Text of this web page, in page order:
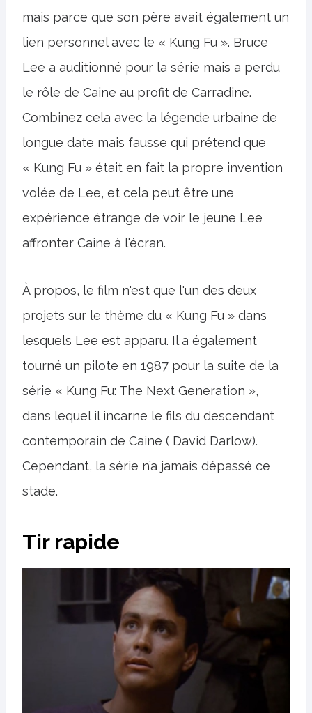
mais parce que son père avait également un
lien personnel avec le « Kung Fu ». Bruce
Lee a auditionné pour la série mais a perdu
le rôle de Caine au profit de Carradine.
Combinez cela avec la légende urbaine de
longue date mais fausse qui prétend que
« Kung Fu » était en fait la propre invention
volée de Lee, et cela peut être une
expérience étrange de voir le jeune Lee
affronter Caine à l'écran.
À propos, le film n'est que l'un des deux
projets sur le thème du « Kung Fu » dans
lesquels Lee est apparu. Il a également
tourné un pilote en 1987 pour la suite de la
série « Kung Fu: The Next Generation »,
dans lequel il incarne le fils du descendant
contemporain de Caine ( David Darlow).
Cependant, la série n’a jamais dépassé ce
stade.
Tir rapide